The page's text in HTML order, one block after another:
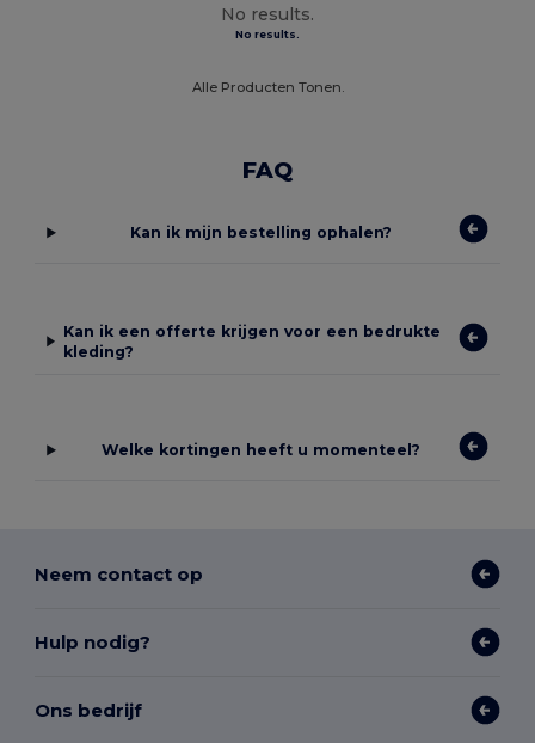
No results.
No results.
Alle Producten Tonen.
FAQ
Kan ik mijn bestelling ophalen?
Kan ik een offerte krijgen voor een bedrukte
kleding?
Welke kortingen heeft u momenteel?
Neem contact op
Hulp nodig?
Ons bedrijf